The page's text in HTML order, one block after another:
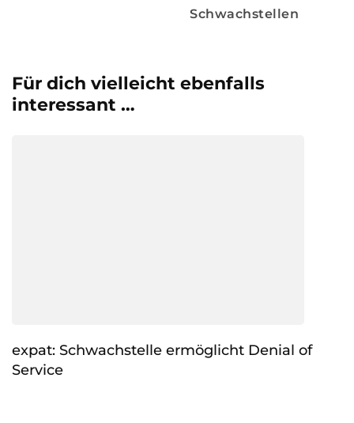
Schwachstellen
Für dich vielleicht ebenfalls
interessant …
expat: Schwachstelle ermöglicht Denial of
Service